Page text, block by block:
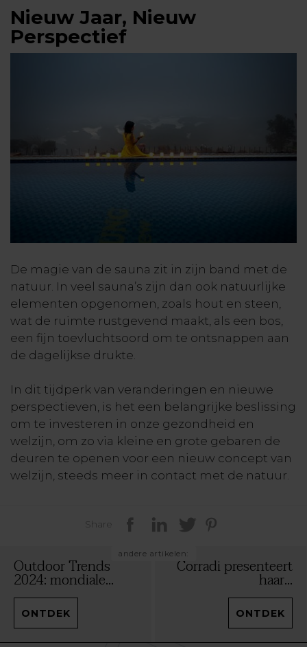
Nieuw Jaar, Nieuw
Perspectief
De magie van de sauna zit in zijn band met de
natuur. In veel sauna’s zijn dan ook natuurlijke
elementen opgenomen, zoals hout en steen,
wat de ruimte rustgevend maakt, als een bos,
een fijn toevluchtsoord om te ontsnappen aan
de dagelijkse drukte.
In dit tijdperk van veranderingen en nieuwe
perspectieven, is het een belangrijke beslissing
om te investeren in onze gezondheid en
welzijn, om zo via kleine en grote gebaren de
deuren te openen voor een nieuw concept van
welzijn, steeds meer in contact met de natuur.
Share
andere artikelen:
Outdoor Trends
2024: mondiale...
ONTDEK
Corradi presenteert
haar...
ONTDEK